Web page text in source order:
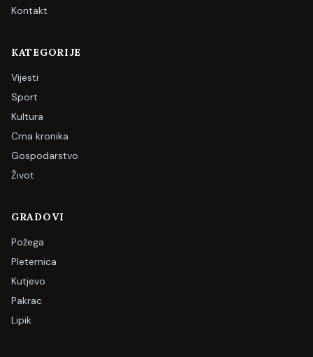
Kontakt
KATEGORIJE
Vijesti
Sport
Kultura
Crna kronika
Gospodarstvo
Život
GRADOVI
Požega
Pleternica
Kutjevo
Pakrac
Lipik